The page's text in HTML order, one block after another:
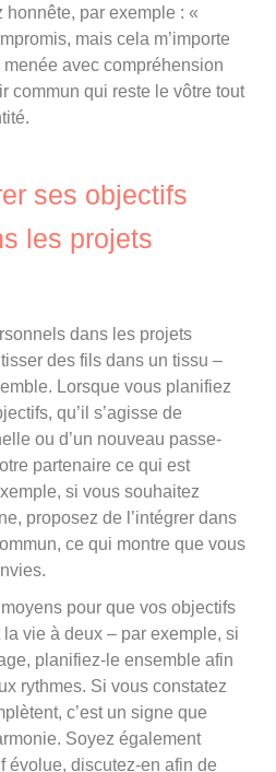
honnête, par exemple : «
mais cela m’importe
avec compréhension
commun qui reste le vôtre tout
ses objectifs
les projets
dans les projets
des fils dans un tissu –
Lorsque vous planifiez
qu’il s’agisse de
ou d’un nouveau passe-
partenaire ce qui est
si vous souhaitez
proposez de l’intégrer dans
ce qui montre que vous
pour que vos objectifs
vie à deux – par exemple, si
planifiez-le ensemble afin
rythmes. Si vous constatez
c’est un signe que
Soyez également
évolue, discutez-en afin de